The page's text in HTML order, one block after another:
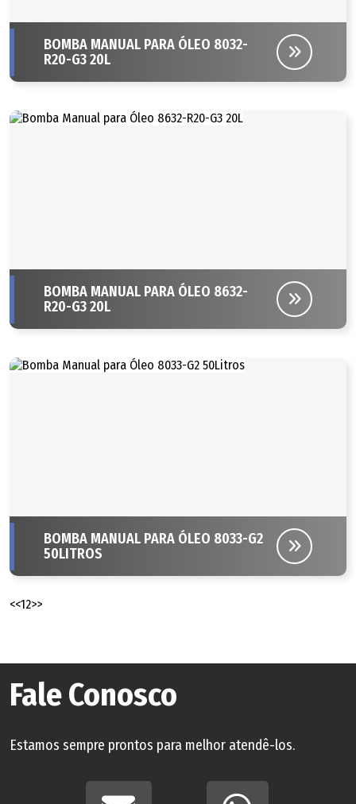
BOMBA MANUAL PARA ÓLEO 8032-
R20-G3 20L
BOMBA MANUAL PARA ÓLEO 8632-
R20-G3 20L
BOMBA MANUAL PARA ÓLEO 8033-G2
50LITROS
<<12>>
Fale Conosco
Estamos sempre prontos para melhor atendê-los.